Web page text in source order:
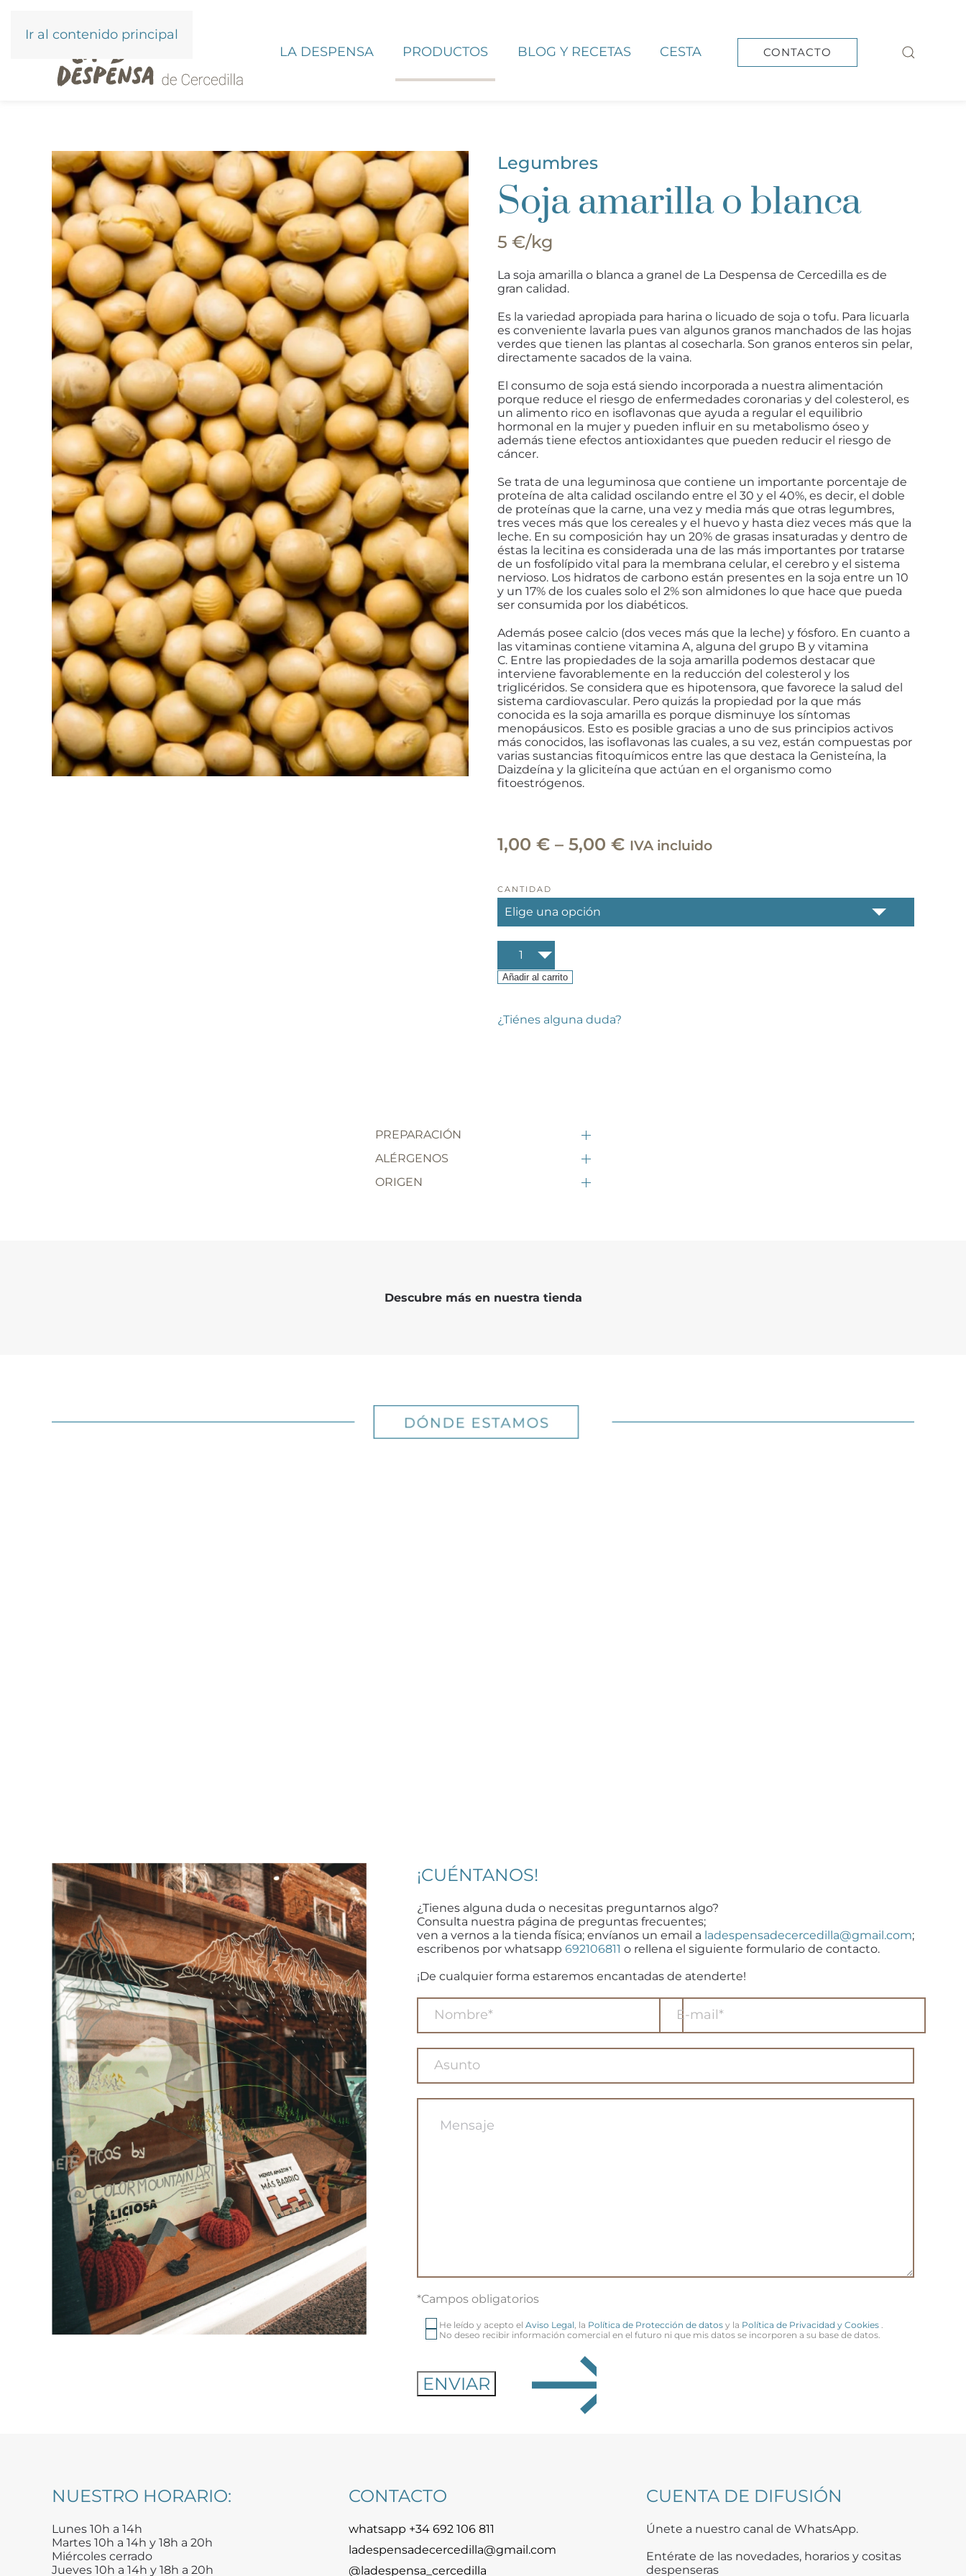
Ir al contenido principal
LA DESPENSA
PRODUCTOS BLOG Y RECETAS CESTA CONTACTO
Legumbres
Soja amarilla o blanca
5 €/kg
La soja amarilla o blanca a granel de La Despensa de Cercedilla es de
gran calidad.
Es la variedad apropiada para harina o licuado de soja o tofu. Para licuarla
es conveniente lavarla pues van algunos granos manchados de las hojas
verdes que tienen las plantas al cosecharla. Son granos enteros sin pelar,
directamente sacados de la vaina.
El consumo de soja está siendo incorporada a nuestra alimentación
porque reduce el riesgo de enfermedades coronarias y del colesterol, es
un alimento rico en isoflavonas que ayuda a regular el equilibrio
hormonal en la mujer y pueden influir en su metabolismo óseo y
además tiene efectos antioxidantes que pueden reducir el riesgo de
cáncer.
Se trata de una leguminosa que contiene un importante porcentaje de
proteína de alta calidad oscilando entre el 30 y el 40%, es decir, el doble
de proteínas que la carne, una vez y media más que otras legumbres,
tres veces más que los cereales y el huevo y hasta diez veces más que la
leche. En su composición hay un 20% de grasas insaturadas y dentro de
éstas la lecitina es considerada una de las más importantes por tratarse
de un fosfolípido vital para la membrana celular, el cerebro y el sistema
nervioso. Los hidratos de carbono están presentes en la soja entre un 10
y un 17% de los cuales solo el 2% son almidones lo que hace que pueda
ser consumida por los diabéticos.
Además posee calcio (dos veces más que la leche) y fósforo. En cuanto a
las vitaminas contiene vitamina A, alguna del grupo B y vitamina
C. Entre las propiedades de la soja amarilla podemos destacar que
interviene favorablemente en la reducción del colesterol y los
triglicéridos. Se considera que es hipotensora, que favorece la salud del
sistema cardiovascular. Pero quizás la propiedad por la que más
conocida es la soja amarilla es porque disminuye los síntomas
menopáusicos. Esto es posible gracias a uno de sus principios activos
más conocidos, las isoflavonas las cuales, a su vez, están compuestas por
varias sustancias fitoquímicos entre las que destaca la Genisteína, la
Daizdeína y la gliciteína que actúan en el organismo como
fitoestrógenos.
1,00 € – 5,00 €Rango
IVA incluido
CANTIDAD
Soja
amarilla
o
blanca
Añadir al carrito
¿Tiénes alguna duda?
PREPARACIÓN
ALÉRGENOS
ORIGEN
Descubre más en nuestra tienda
¡CUÉNTANOS!
¿Tienes alguna duda o necesitas preguntarnos algo?
Consulta nuestra página de preguntas frecuentes;
ven a vernos a la tienda física; envíanos un email a ladespensadecercedilla@gmail.com;
escribenos por whatsapp 692106811 o rellena el siguiente formulario de contacto.
¡De cualquier forma estaremos encantadas de atenderte!
*Campos obligatorios
He leído y acepto el Aviso Legal , la Política de Protección de datos y la Política de Privacidad y Cookies
No deseo recibir información comercial en el futuro ni que mis datos se incorporen a su base de datos.
NUESTRO HORARIO:
Lunes 10h a 14h
Martes 10h a 14h y 18h a 20h
Miércoles cerrado
Jueves 10h a 14h y 18h a 20h
CONTACTO
whatsapp +34 692 106 811
ladespensadecercedilla@gmail.com
@ladespensa_cercedilla
CUENTA DE DIFUSIÓN
Únete a nuestro canal de WhatsApp.
Entérate de las novedades, horarios y cositas
despenseras